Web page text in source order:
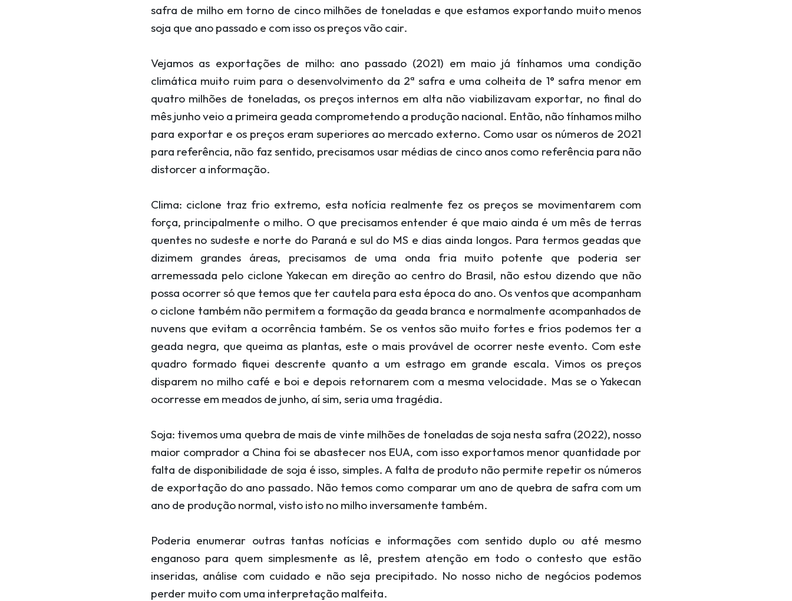
safra de milho em torno de cinco milhões de toneladas e que estamos exportando muito menos
soja que ano passado e com isso os preços vão cair.
Vejamos as exportações de milho: ano passado (2021) em maio já tínhamos uma condição
climática muito ruim para o desenvolvimento da 2ª safra e uma colheita de 1° safra menor em
quatro milhões de toneladas, os preços internos em alta não viabilizavam exportar, no final do
mês junho veio a primeira geada comprometendo a produção nacional. Então, não tínhamos milho
para exportar e os preços eram superiores ao mercado externo. Como usar os números de 2021
para referência, não faz sentido, precisamos usar médias de cinco anos como referência para não
distorcer a informação.
Clima: ciclone traz frio extremo, esta notícia realmente fez os preços se movimentarem com
força, principalmente o milho. O que precisamos entender é que maio ainda é um mês de terras
quentes no sudeste e norte do Paraná e sul do MS e dias ainda longos. Para termos geadas que
dizimem grandes áreas, precisamos de uma onda fria muito potente que poderia ser
arremessada pelo ciclone Yakecan em direção ao centro do Brasil, não estou dizendo que não
possa ocorrer só que temos que ter cautela para esta época do ano. Os ventos que acompanham
o ciclone também não permitem a formação da geada branca e normalmente acompanhados de
nuvens que evitam a ocorrência também. Se os ventos são muito fortes e frios podemos ter a
geada negra, que queima as plantas, este o mais provável de ocorrer neste evento. Com este
quadro formado fiquei descrente quanto a um estrago em grande escala. Vimos os preços
disparem no milho café e boi e depois retornarem com a mesma velocidade. Mas se o Yakecan
ocorresse em meados de junho, aí sim, seria uma tragédia.
Soja: tivemos uma quebra de mais de vinte milhões de toneladas de soja nesta safra (2022), nosso
maior comprador a China foi se abastecer nos EUA, com isso exportamos menor quantidade por
falta de disponibilidade de soja é isso, simples. A falta de produto não permite repetir os números
de exportação do ano passado. Não temos como comparar um ano de quebra de safra com um
ano de produção normal, visto isto no milho inversamente também.
Poderia enumerar outras tantas notícias e informações com sentido duplo ou até mesmo
enganoso para quem simplesmente as lê, prestem atenção em todo o contesto que estão
inseridas, análise com cuidado e não seja precipitado. No nosso nicho de negócios podemos
perder muito com uma interpretação malfeita.